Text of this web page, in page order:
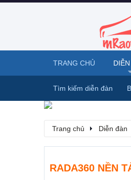
Trang chủ Diễn đàn
RADA360 NỀN
TRANG CHỦ
Tìm kiếm diễn đàn